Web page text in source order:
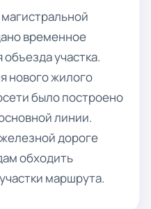
временное
участка.
нового жилого
было построено
линии.
дороге
обходить
маршрута.